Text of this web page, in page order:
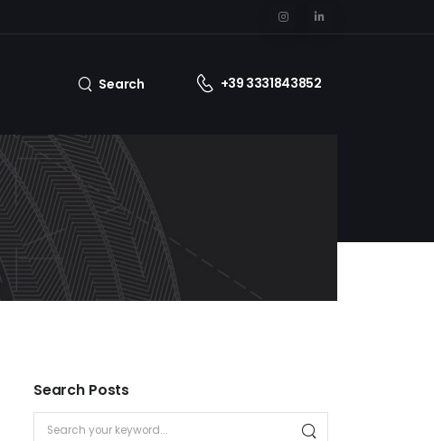
Search +39 3331843852
Search Posts